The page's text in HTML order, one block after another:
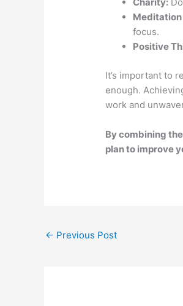
Meditation
focus.
Positive
It’s important to
enough.
work and
By combining
plan to improve
← Previous Post